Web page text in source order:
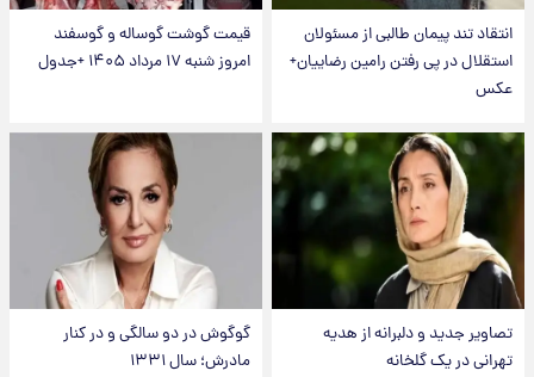
انتقاد تند پیمان طالبی از مسئولان
استقلال در پی رفتن رامین رضاییان+
عکس
قیمت گوشت گوساله و گوسفند
امروز شنبه ۱۷ مرداد ۱۴۰۵ +جدول
تصاویر جدید و دلبرانه از هدیه
تهرانی در یک گلخانه
گوگوش در دو سالگی و در کنار
مادرش؛ سال ۱۳۳۱